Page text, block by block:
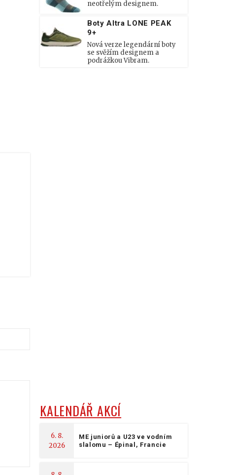
neotřelým designem.
Boty Altra LONE PEAK
9+
Nová verze legendární boty
se svěžím designem a
podrážkou Vibram.
KALENDÁŘ AKCÍ
6. 8.
2026
ME juniorů a U23 ve vodním
slalomu – Épinal, Francie